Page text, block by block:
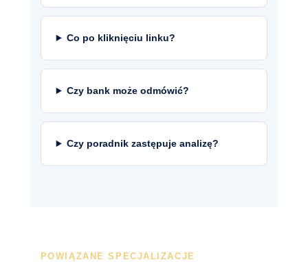
Co po kliknięciu linku?
Czy bank może odmówić?
Czy poradnik zastępuje analizę?
POWIĄZANE SPECJALIZACJE